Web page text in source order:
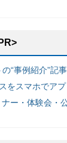
“事例紹介”記
をスマホでア
ー・体験会・